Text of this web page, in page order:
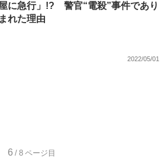
に急行」!? 警官“電殺”事件であり
れた理由
2022/05/01
6 /8 ページ目